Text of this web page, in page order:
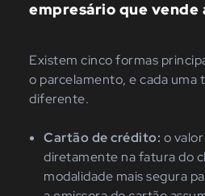
empresário que vende
Existem cinco formas
o parcelamento, e cada uma
diferente.
Cartão de crédito: o
diretamente na fatura do
modalidade mais segura